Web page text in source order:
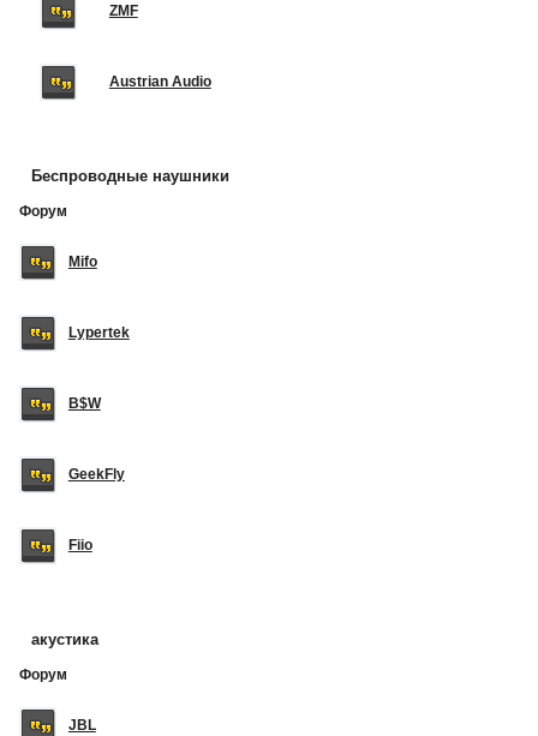
ZMF
Austrian Audio
Беспроводные наушники
Форум
Mifo
Lypertek
B$W
GeekFly
Fiio
акустика
Форум
JBL